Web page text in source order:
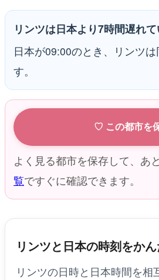
リンツは日本より7時間遅れて
日本が09:00のとき、リンツ
す。
♡ この都市を
よく見る都市を保存して、あ
覧ですぐに確認できます。
リンツと日本の時刻をか
リンツの日時と日本時間を相